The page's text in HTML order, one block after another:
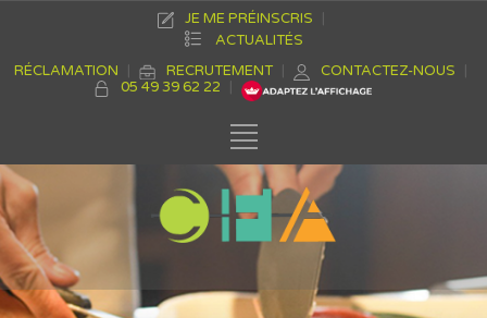
JE ME PRÉINSCRIS
ACTUALITÉS
RÉCLAMATION
RECRUTEMENT
CONTACTEZ-NOUS
05 49 39 62 22